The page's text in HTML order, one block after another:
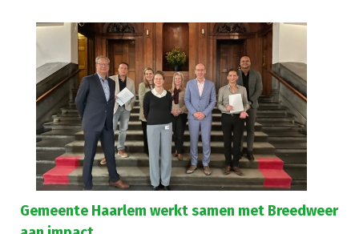
Gemeente Haarlem werkt samen met Breedweer